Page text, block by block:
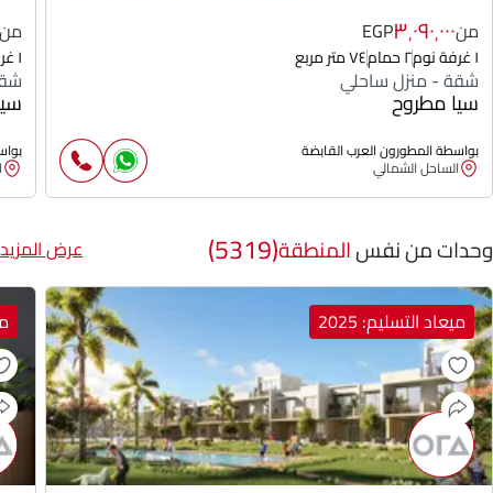
من٣٬٠٩٠٬٠٠٠EGP
١ غرفة نوم ٢ حمام ٧٤ متر مربع
شقة - منزل ساحلي
سيا مطروح
بواسطة المطورون العرب القابضة
الساحل الشمالي
من
١ غرفة نوم
وحدات من نفسالمنطقة(5319) عرض المزيد
ميعاد التسليم: 2025